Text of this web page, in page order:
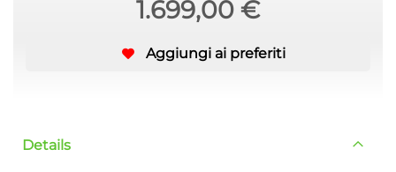
1.699,00 €
Aggiungi ai preferiti
Details